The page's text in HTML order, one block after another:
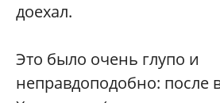
доехал.
Это было очень глупо и
неправдоподобно: после